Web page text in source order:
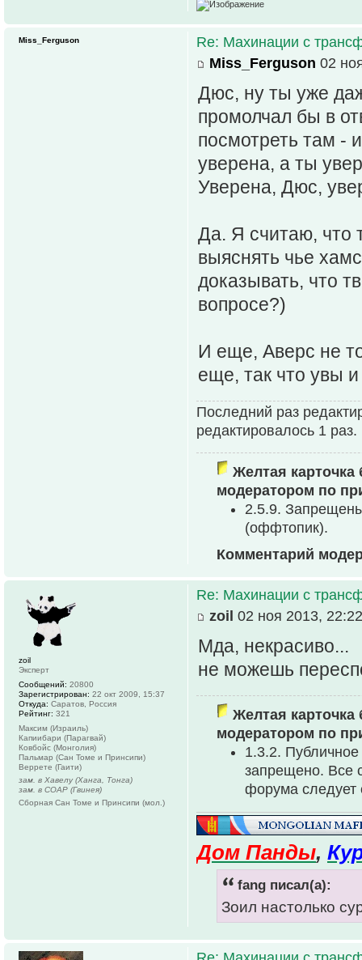
Re: Махинации с
Miss_Ferguson 02
Дюс, ну ты уже
промолчал бы в
посмотреть там -
уверена, а ты
Уверена, Дюс,
Да. Я считаю, что
выяснять чье
доказывать, что
вопросе?)
И еще, Аверс не
еще, так что увы
Последний раз
редактировалось 1 раз.
Желтая карточка
модератором по
2.5.9.
(оффтопик).
Комментарий
Miss_Ferguson
Re: Махинации с
zoil 02 ноя 2013, 22:22
Мда, некрасиво...
не можешь
Желтая карточка
модератором по
1.3.2.
запрещено. Все
форума следует
Дом Панды,
fang писал(а):
Зоил настолько
zoil
Эксперт
Сообщений: 20800
Зарегистрирован: 22 окт 2009, 15:37
Откуда: Саратов, Россия
Рейтинг: 321
Максим (Израиль)
Капиибари (Парагвай)
Ковбойс (Монголия)
Пальмар (Сан Томе и Принсипи)
Веррете (Гаити)
зам. в Хавелу (Ханга, Тонга)
зам. в СОАР (Гвинея)
Сборная Сан Томе и Принсипи (мол.)